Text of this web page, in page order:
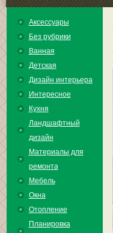
Аксессуары
Без рубрики
Ванная
Детская
Дизайн интерьера
Интересное
Кухня
Ландшафтный
дизайн
Материалы для
ремонта
Мебель
Окна
Отопление
Планировка